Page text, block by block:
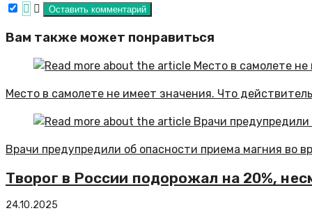
Вам также может понравиться
Место в самолете не имеет значения. Что
Врачи предупредили об опасности приема магния во
Творог в России подорожал на 20%,
24.10.2025